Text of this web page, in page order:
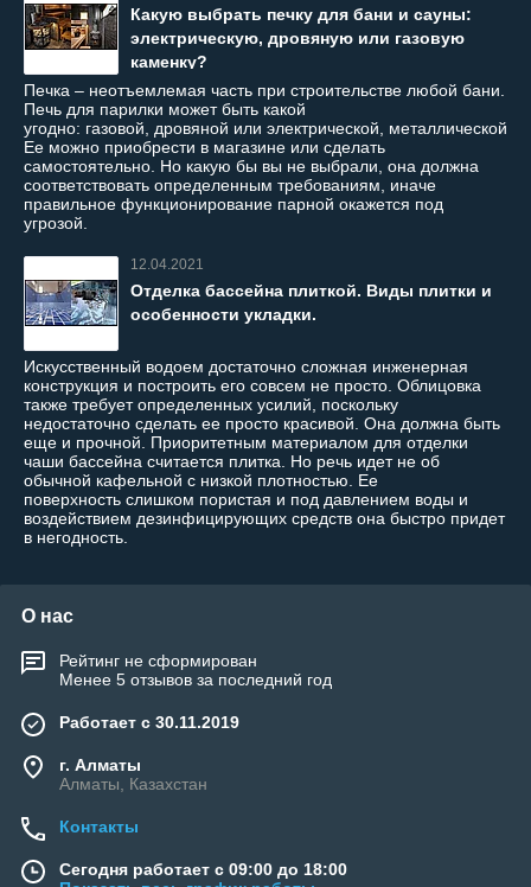
Какую выбрать печку для бани и сауны:
электрическую, дровяную или газовую
каменку?
Печка – неотъемлемая часть при строительстве любой бани.
Печь для парилки может быть какой
угодно: газовой, дровяной или электрической, металлической
Ее можно приобрести в магазине или сделать
самостоятельно. Но какую бы вы не выбрали, она должна
соответствовать определенным требованиям, иначе
правильное функционирование парной окажется под
угрозой.
12.04.2021
Отделка бассейна плиткой. Виды плитки и
особенности укладки.
Искусственный водоем достаточно сложная инженерная
конструкция и построить его совсем не просто. Облицовка
также требует определенных усилий, поскольку
недостаточно сделать ее просто красивой. Она должна быть
еще и прочной. Приоритетным материалом для отделки
чаши бассейна считается плитка. Но речь идет не об
обычной кафельной с низкой плотностью. Ее
поверхность слишком пористая и под давлением воды и
воздействием дезинфицирующих средств она быстро придет
в негодность.
О нас
Рейтинг не сформирован
Менее 5 отзывов за последний год
Работает с 30.11.2019
г. Алматы
Алматы, Казахстан
Контакты
Сегодня работает с 09:00 до 18:00